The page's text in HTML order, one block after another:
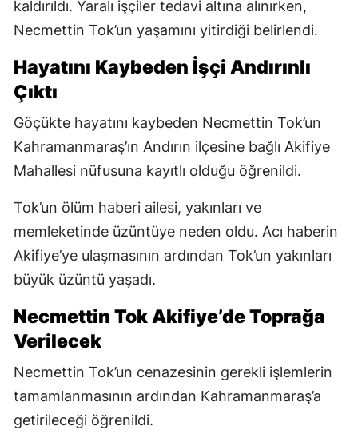
kaldırıldı. Yaralı işçiler tedavi altına alınırken,
Necmettin Tok’un yaşamını yitirdiği belirlendi.
Hayatını Kaybeden İşçi Andırınlı
Çıktı
Göçükte hayatını kaybeden Necmettin Tok’un
Kahramanmaraş’ın Andırın ilçesine bağlı Akifiye
Mahallesi nüfusuna kayıtlı olduğu öğrenildi.
Tok’un ölüm haberi ailesi, yakınları ve
memleketinde üzüntüye neden oldu. Acı haberin
Akifiye’ye ulaşmasının ardından Tok’un yakınları
büyük üzüntü yaşadı.
Necmettin Tok Akifiye’de Toprağa
Verilecek
Necmettin Tok’un cenazesinin gerekli işlemlerin
tamamlanmasının ardından Kahramanmaraş’a
getirileceği öğrenildi.